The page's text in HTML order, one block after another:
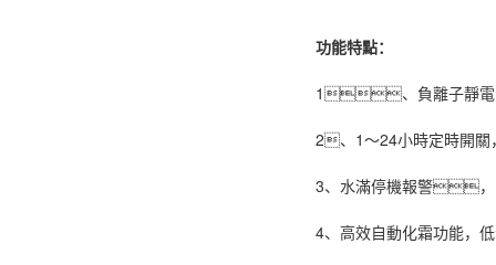
功能特點：
1、負離子靜電
2、1～24小時定時開關
3、水滿停機報警，
4、高效自動化霜功能，